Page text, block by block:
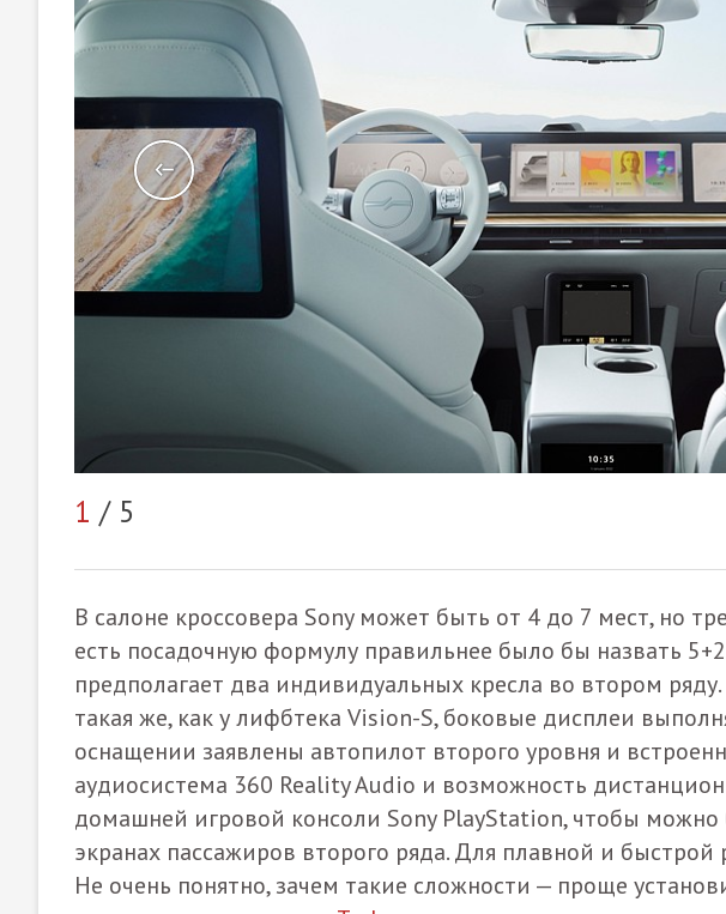
1 / 5
В салоне кроссовера Sony может быть от 4 до 7 мест, но
есть посадочную формулу правильнее было бы назвать
предполагает два индивидуальных кресла во втором
такая же, как у лифбтека Vision-S, боковые дисплеи
оснащении заявлены автопилот второго уровня и
аудиосистема 360 Reality Audio и возможность
домашней игровой консоли Sony PlayStation, чтобы можно
экранах пассажиров второго ряда. Для плавной и быстрой
Не очень понятно, зачем такие сложности — проще